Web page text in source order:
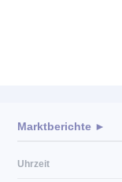
Marktberichte ►
Uhrzeit